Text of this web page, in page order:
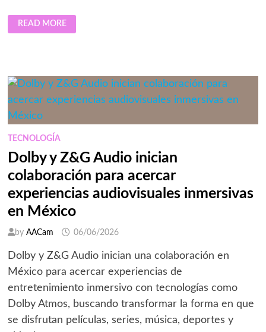
LA
COCINA
DEJA
ES
PARTE
ESPECTÁCULO
DURANTE
LAS
DE
READ MORE
TECNOLOGÍA
Dolby y Z&G Audio inician
colaboración para acercar
experiencias audiovisuales inmersivas
en México
by AACam 06/06/2026
Dolby y Z&G Audio inician una colaboración en
México para acercar experiencias de
entretenimiento inmersivo con tecnologías como
Dolby Atmos, buscando transformar la forma en que
se disfrutan películas, series, música, deportes y